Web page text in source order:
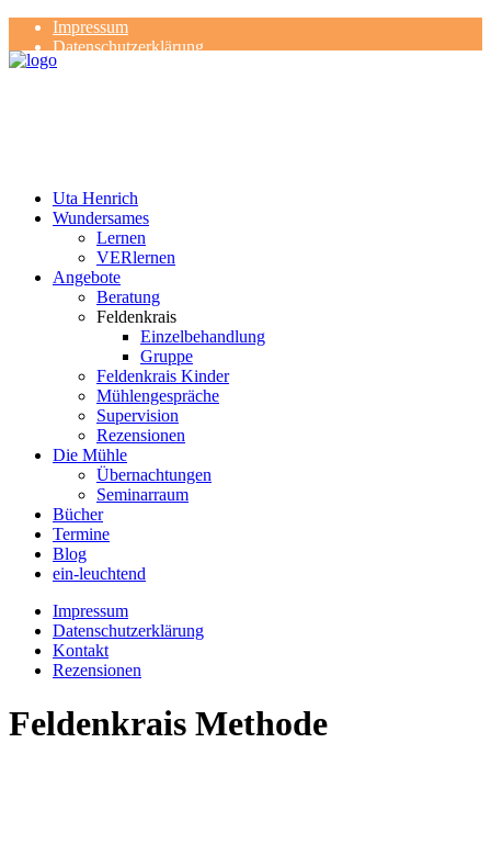
Impressum
Datenschutzerklärung
Kontakt
Uta Henrich
Wundersames
Lernen
VERlernen
Angebote
Beratung
Feldenkrais
Einzelbehandlung
Gruppe
Feldenkrais Kinder
Mühlengespräche
Supervision
Rezensionen
Die Mühle
Übernachtungen
Seminarraum
Bücher
Termine
Blog
ein-leuchtend
Impressum
Datenschutzerklärung
Kontakt
Rezensionen
Feldenkrais Methode